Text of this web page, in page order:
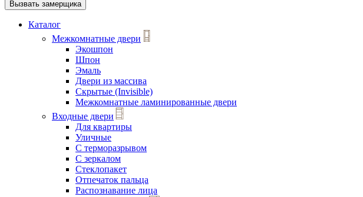
Вызвать замерщика
Каталог
Межкомнатные двери
Экошпон
Шпон
Эмаль
Двери из массива
Скрытые (Invisible)
Межкомнатные ламинированные двери
Входные двери
Для квартиры
Уличные
С терморазрывом
С зеркалом
Стеклопакет
Отпечаток пальца
Распознавание лица